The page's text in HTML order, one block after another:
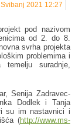
2021 12:27
pod nazivom
od 2. do 8.
svrha projekta
problemima i
suradnje,
Senija Zadravec-
Dodlek i Tanja
su im nastavnici i
(http://www.ms-